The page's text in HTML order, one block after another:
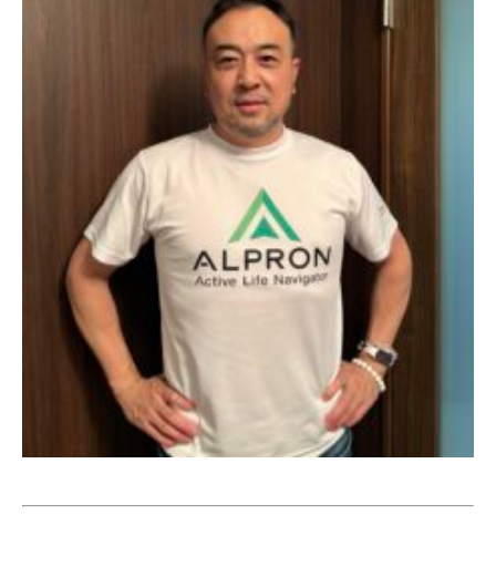
事業案内
製造・工場
社会課題への取り組み
ニュース
リクルート
法人のお客様
OEM